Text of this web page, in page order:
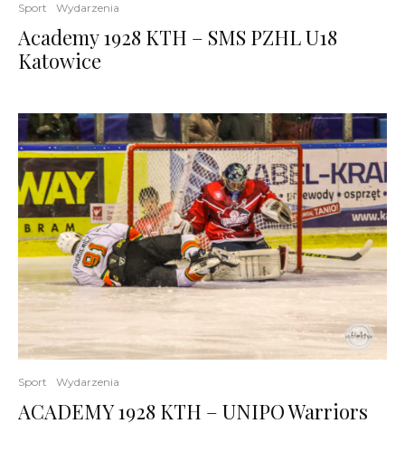
Sport Wydarzenia
Academy 1928 KTH – SMS PZHL U18
Katowice
Sport Wydarzenia
ACADEMY 1928 KTH – UNIPO Warriors